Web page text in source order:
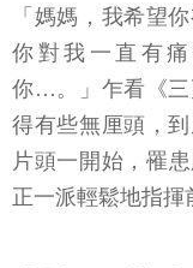
「媽媽，我希望
你對我一直有
你…。」乍看《三
得有些無厘頭，
片頭一開始，罹
正一派輕鬆地指揮